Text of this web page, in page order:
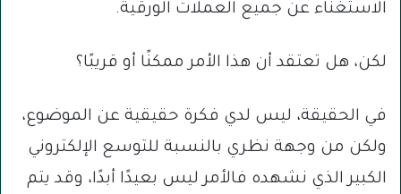
الاستغناء عن جميع العملات الورقية.
لكن، هل تعتقد أن هذا الأمر ممكنًا أو قريبًا؟
في الحقيقة، ليس لدي فكرة حقيقية عن الموضوع،
ولكن من وجهة نظري بالنسبة للتوسع الإلكتروني
الكبير الذي نشهده فالأمر ليس بعيدًا أبدًا، وقد يتم